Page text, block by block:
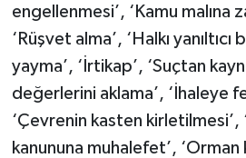
engellenmesi’, ‘Kamu malına
‘Rüşvet alma’, ‘Halkı
yayma’, ‘İrtikap’, ‘Suçtan
değerlerini aklama’, ‘İhaleye
‘Çevrenin kasten kirletilmesi’,
kanununa muhalefet’, ‘Orman